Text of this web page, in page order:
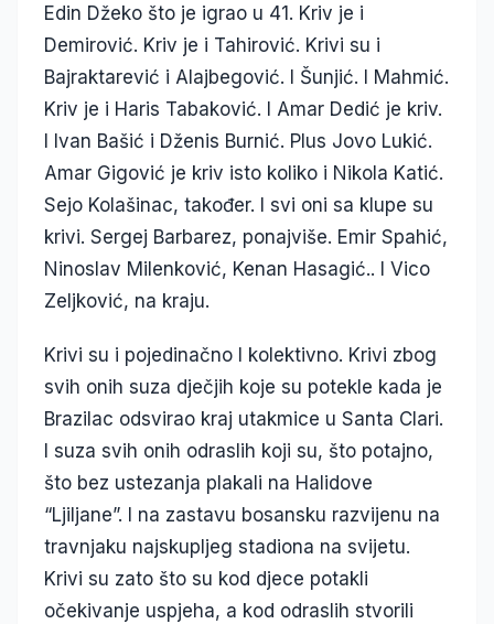
Edin Džeko što je igrao u 41. Kriv je i
Demirović. Kriv je i Tahirović. Krivi su i
Bajraktarević i Alajbegović. I Šunjić. I Mahmić.
Kriv je i Haris Tabaković. I Amar Dedić je kriv.
I Ivan Bašić i Dženis Burnić. Plus Jovo Lukić.
Amar Gigović je kriv isto koliko i Nikola Katić.
Sejo Kolašinac, također. I svi oni sa klupe su
krivi. Sergej Barbarez, ponajviše. Emir Spahić,
Ninoslav Milenković, Kenan Hasagić.. I Vico
Zeljković, na kraju.
Krivi su i pojedinačno I kolektivno. Krivi zbog
svih onih suza dječjih koje su potekle kada je
Brazilac odsvirao kraj utakmice u Santa Clari.
I suza svih onih odraslih koji su, što potajno,
što bez ustezanja plakali na Halidove
“Ljiljane”. I na zastavu bosansku razvijenu na
travnjaku najskupljeg stadiona na svijetu.
Krivi su zato što su kod djece potakli
očekivanje uspjeha, a kod odraslih stvorili